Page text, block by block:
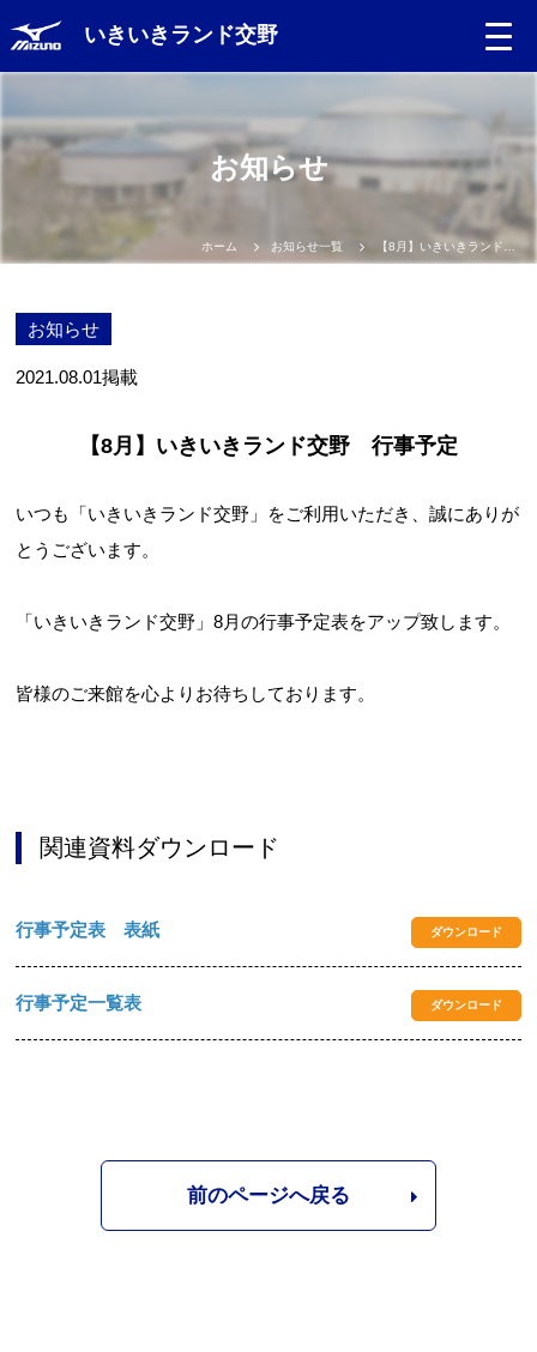
いきいきランド交野
交野市施設予約システム
お知らせ
ホーム お知らせ一覧
お知らせ
2021.08.01掲載
【8月】いきいきランド交野 行事予定
いつも「いきいきランド交野」をご利用いただき、誠にありが
とうございます。
「いきいきランド交野」8月の行事予定表をアップ致します。
皆様のご来館を心よりお待ちしております。
関連資料ダウンロード
行事予定表 表紙 ダウンロード
行事予定一覧表 ダウンロード
前のページへ戻る